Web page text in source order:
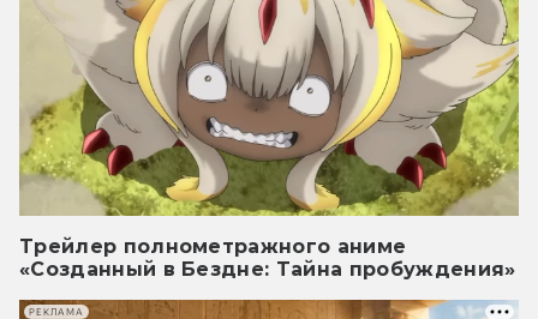
Трейлер полнометражного аниме
«Созданный в Бездне: Тайна пробуждения»
РЕКЛАМА